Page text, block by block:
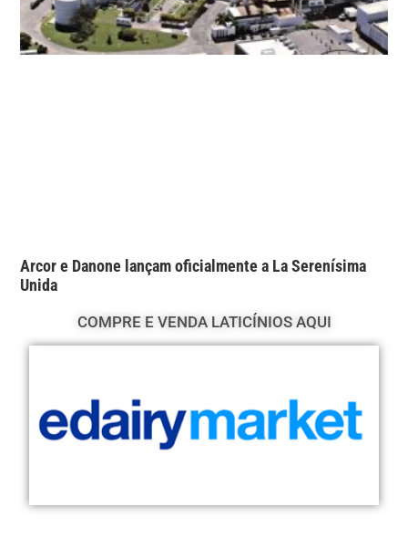
Arcor e Danone lançam oficialmente a La Serenísima
Unida
COMPRE E VENDA LATICÍNIOS AQUI